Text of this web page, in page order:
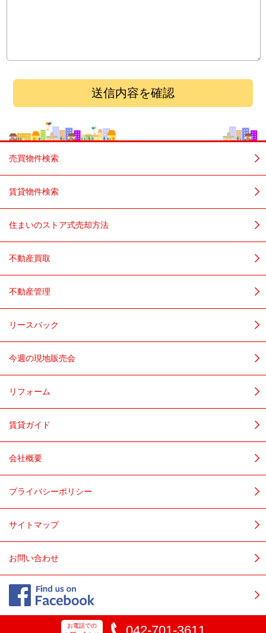
送信内容を確認
売買物件検索
賃貸物件検索
住まいのストア式売却方法
不動産買取
不動産管理
リースバック
今週の現地販売会
リフォーム
賃貸ガイド
会社概要
プライバシーポリシー
サイトマップ
お問い合わせ
お電話での